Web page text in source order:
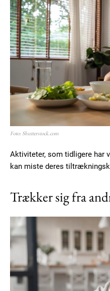
Foto: Shutterstock.com
Aktiviteter, som tidligere har
kan miste deres
Trækker sig fra